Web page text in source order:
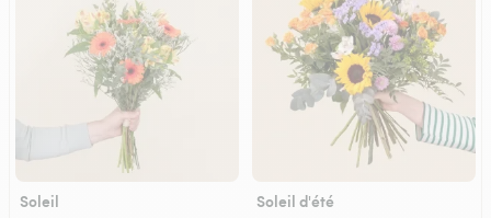
Soleil Soleil d'été